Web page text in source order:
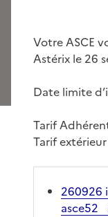
Votre ASCE
Astérix le 26
Date limite
Tarif
Tarif extérieur
260926
asce52